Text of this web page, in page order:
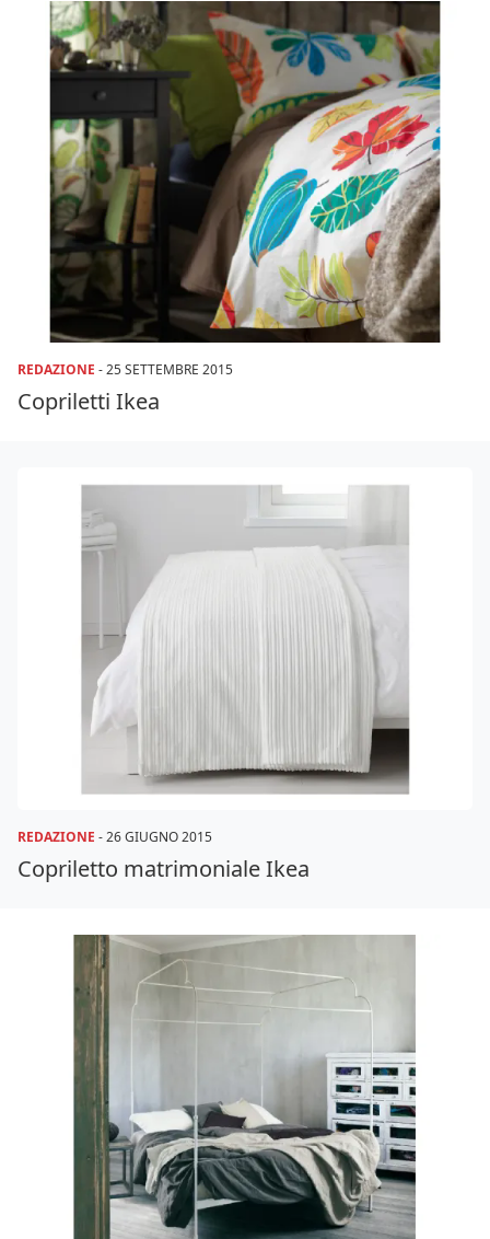
REDAZIONE -25 SETTEMBRE 2015
Copriletti Ikea
REDAZIONE -26 GIUGNO 2015
Copriletto matrimoniale Ikea